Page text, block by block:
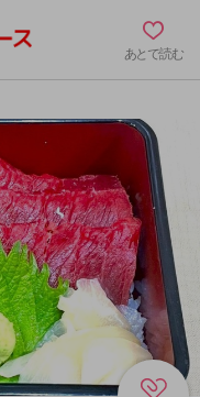
あとで読む